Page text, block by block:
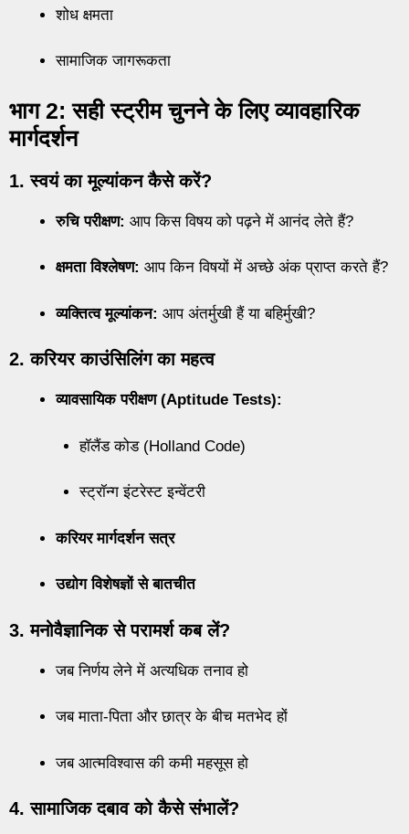
शोध क्षमता
सामाजिक जागरूकता
भाग 2: सही स्ट्रीम चुनने के लिए व्यावहारिक
मार्गदर्शन
1. स्वयं का मूल्यांकन कैसे करें?
रुचि परीक्षण: आप किस विषय को पढ़ने में आनंद लेते हैं?
क्षमता विश्लेषण: आप किन विषयों में अच्छे अंक प्राप्त करते हैं?
व्यक्तित्व मूल्यांकन: आप अंतर्मुखी हैं या बहिर्मुखी?
2. करियर काउंसिलिंग का महत्व
व्यावसायिक परीक्षण (Aptitude Tests):
हॉलैंड कोड (Holland Code)
स्ट्रॉन्ग इंटरेस्ट इन्वेंटरी
करियर मार्गदर्शन सत्र
उद्योग विशेषज्ञों से बातचीत
3. मनोवैज्ञानिक से परामर्श कब लें?
जब निर्णय लेने में अत्यधिक तनाव हो
जब माता-पिता और छात्र के बीच मतभेद हों
जब आत्मविश्वास की कमी महसूस हो
4. सामाजिक दबाव को कैसे संभालें?